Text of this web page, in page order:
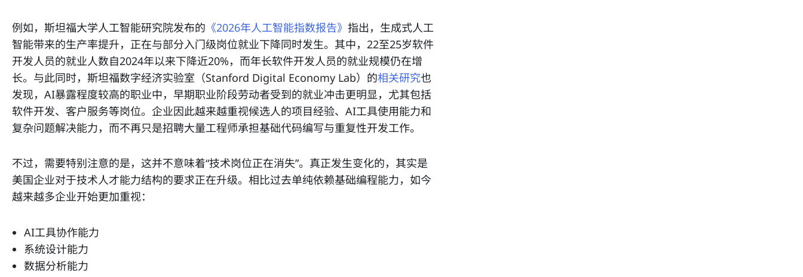
例如，斯坦福大学人工智能研究院发布的 《2026年人工智能指数报告》 指出，生成式人工
智能带来的生产率提升，正在与部分入门级岗位就业下降同时发生。其中，22至25岁软件
开发人员的就业人数自2024年以来下降近20%，而年长软件开发人员的就业规模仍在增
长。与此同时，斯坦福数字经济实验室（Stanford Digital Economy Lab）的相关研究也
发现，AI暴露程度较高的职业中，早期职业阶段劳动者受到的就业冲击更明显，尤其包括
软件开发、客户服务等岗位。企业因此越来越重视候选人的项目经验、AI工具使用能力和
复杂问题解决能力，而不再只是招聘大量工程师承担基础代码编写与重复性开发工作。
不过，需要特别注意的是，这并不意味着“技术岗位正在消失”。真正发生变化的，其实是
美国企业对于技术人才能力结构的要求正在升级。相比过去单纯依赖基础编程能力，如今
越来越多企业开始更加重视：
AI工具协作能力
系统设计能力
数据分析能力